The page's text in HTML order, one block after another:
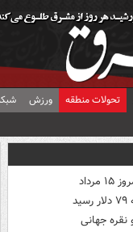
تحولات منطقه ورزش
جهانی